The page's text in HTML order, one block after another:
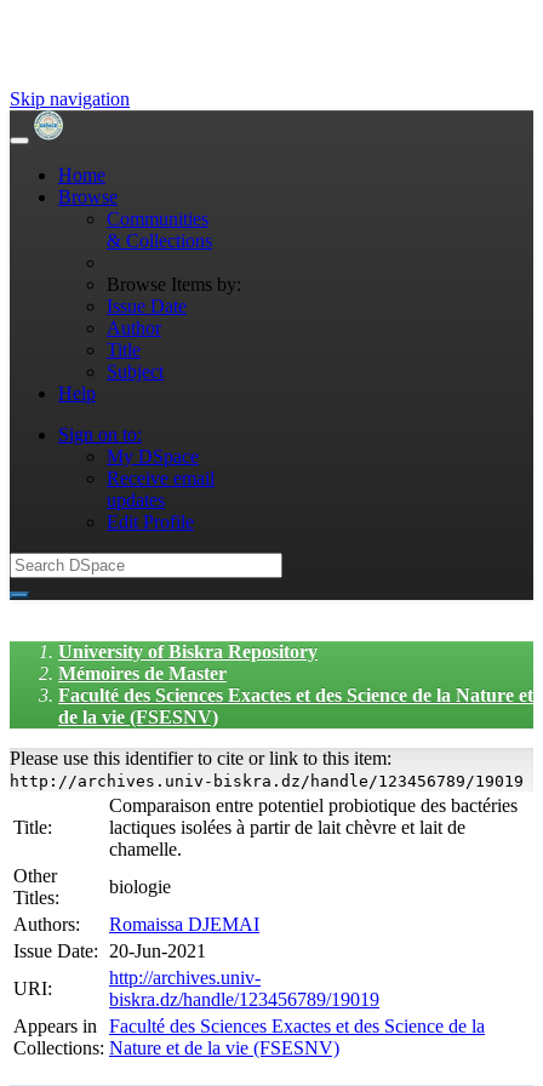
Skip navigation
Home
Browse
Communities
& Collections
Browse Items by:
Issue Date
Author
Title
Subject
Help
Sign on to:
My DSpace
Receive email
updates
Edit Profile
University of Biskra Repository
Mémoires de Master
Faculté des Sciences Exactes et des Science de la Nature et
de la vie (FSESNV)
Please use this identifier to cite or link to this item:
http://archives.univ-biskra.dz/handle/123456789/19019
Title:
Comparaison entre potentiel probiotique des bactéries
lactiques isolées à partir de lait chèvre et lait de
chamelle.
Other
Titles:
biologie
Authors:
Romaissa DJEMAI
Issue Date:
20-Jun-2021
URI:
http://archives.univ-
biskra.dz/handle/123456789/19019
Appears in
Collections:
Faculté des Sciences Exactes et des Science de la
Nature et de la vie (FSESNV)